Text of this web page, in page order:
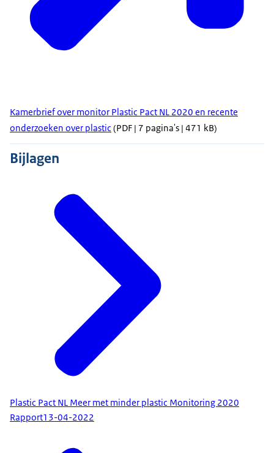
Kamerbrief over monitor Plastic Pact NL 2020 en recente
onderzoeken over plastic (PDF | 7 pagina's | 471 kB)
Bijlagen
Plastic Pact NL Meer met minder plastic Monitoring 2020
Rapport13-04-2022